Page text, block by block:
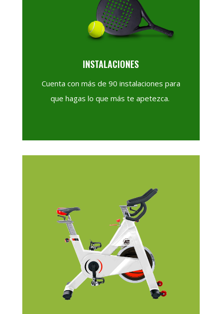
INSTALACIONES
Cuenta con más de 90 instalaciones para
que hagas lo que más te apetezca.